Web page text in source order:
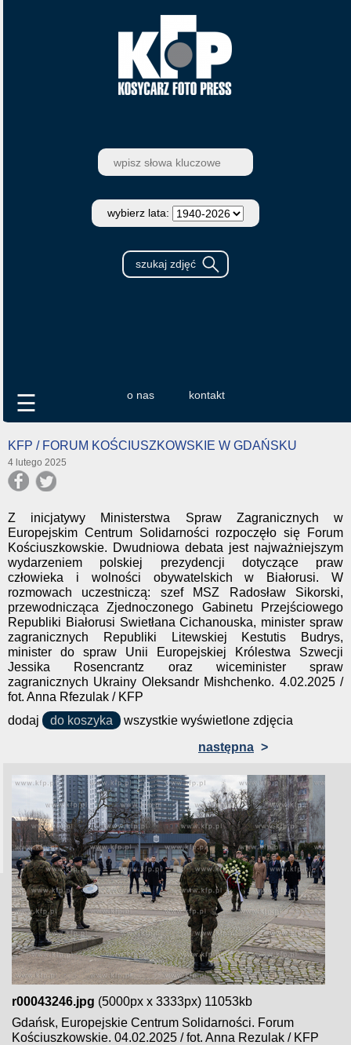
wybierz lata:
o nas kontakt
☰
KFP / FORUM KOŚCIUSZKOWSKIE W GDAŃSKU
4 lutego 2025
Z inicjatywy Ministerstwa Spraw Zagranicznych w
Europejskim Centrum Solidarności rozpoczęło się Forum
Kościuszkowskie. Dwudniowa debata jest najważniejszym
wydarzeniem polskiej prezydencji dotyczące praw
człowieka i wolności obywatelskich w Białorusi. W
rozmowach uczestniczą: szef MSZ Radosław Sikorski,
przewodnicząca Zjednoczonego Gabinetu Przejściowego
Republiki Białorusi Swietłana Cichanouska, minister spraw
zagranicznych Republiki Litewskiej Kestutis Budrys,
minister do spraw Unii Europejskiej Królestwa Szwecji
Jessika Rosencrantz oraz wiceminister spraw
zagranicznych Ukrainy Oleksandr Mishchenko. 4.02.2025 /
fot. Anna Rfezulak / KFP
dodaj
do koszyka
wszystkie wyświetlone zdjęcia
następna >
r00043246.jpg (5000px x 3333px) 11053kb
Gdańsk, Europejskie Centrum Solidarności. Forum
Kościuszkowskie. 04.02.2025 / fot. Anna Rezulak / KFP